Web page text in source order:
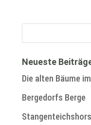
Neueste
Die alten Bäume
Bergedorfs Berge